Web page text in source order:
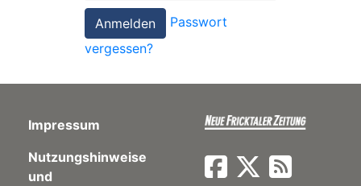
Paper
App
Passwort
vergessen?
Impressum
Nutzungshinweise
und